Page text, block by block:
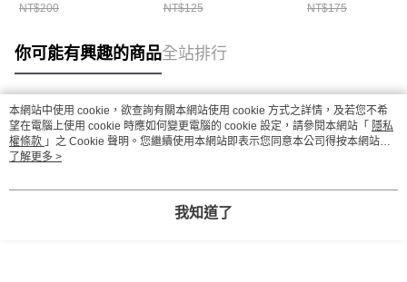
NT$200 NT$125 NT$175
你可能有興趣的商品全站排行
熱門標籤
本網站中使用 cookie，欲查詢有關本網站使用 cookie 方式之詳情，及若您不希
望在電腦上使用 cookie 時應如何變更電腦的 cookie 設定，請參閱本網站「 隱私
權條款 」之 Cookie 聲明。您繼續使用本網站即表示您同意本公司得按本網站使
用條款之 Cookie 聲明使用 cookie。
了解更多 >
我知道了